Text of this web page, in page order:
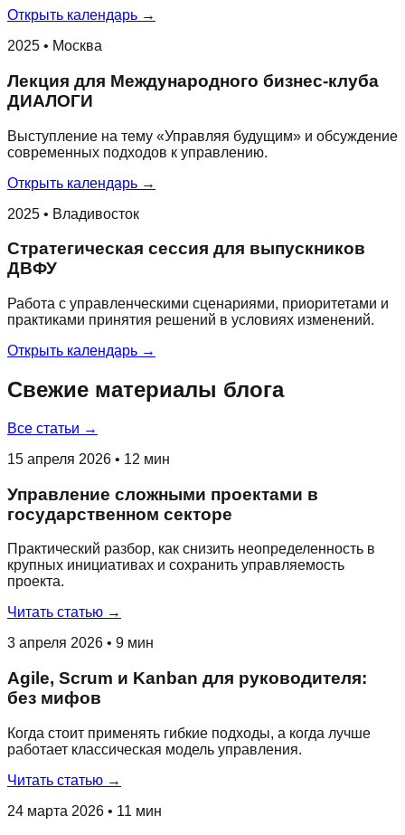
Открыть календарь →
2025 • Москва
Лекция для Международного бизнес-клуба
ДИАЛОГИ
Выступление на тему «Управляя будущим» и обсуждение
современных подходов к управлению.
Открыть календарь →
2025 • Владивосток
Стратегическая сессия для выпускников
ДВФУ
Работа с управленческими сценариями, приоритетами и
практиками принятия решений в условиях изменений.
Открыть календарь →
Свежие материалы блога
Все статьи →
15 апреля 2026 • 12 мин
Управление сложными проектами в
государственном секторе
Практический разбор, как снизить неопределенность в
крупных инициативах и сохранить управляемость
проекта.
Читать статью →
3 апреля 2026 • 9 мин
Agile, Scrum и Kanban для руководителя:
без мифов
Когда стоит применять гибкие подходы, а когда лучше
работает классическая модель управления.
Читать статью →
24 марта 2026 • 11 мин